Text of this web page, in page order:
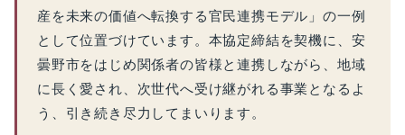
産を未来の価値へ転換する官民連携モデル」の一例
として位置づけています。本協定締結を契機に、安
曇野市をはじめ関係者の皆様と連携しながら、地域
に長く愛され、次世代へ受け継がれる事業となるよ
う、引き続き尽力してまいります。